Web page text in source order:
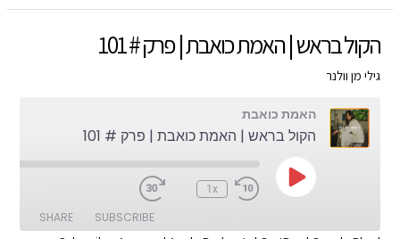
|
כואבת
|
102
הקול בראש | האמת כואבת | פרק # 101
גילי מן וולנר
האמת כואבת
הקול בראש | האמת כואבת | פרק # 101
Play
Episode
1x
SUBSCRIBE
SHARE